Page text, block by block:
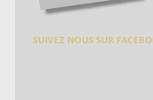
SUIVEZ NOUS SUR